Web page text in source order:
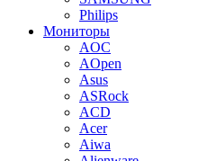
Philips
Мониторы
AOC
AOpen
Asus
ASRock
ACD
Acer
Aiwa